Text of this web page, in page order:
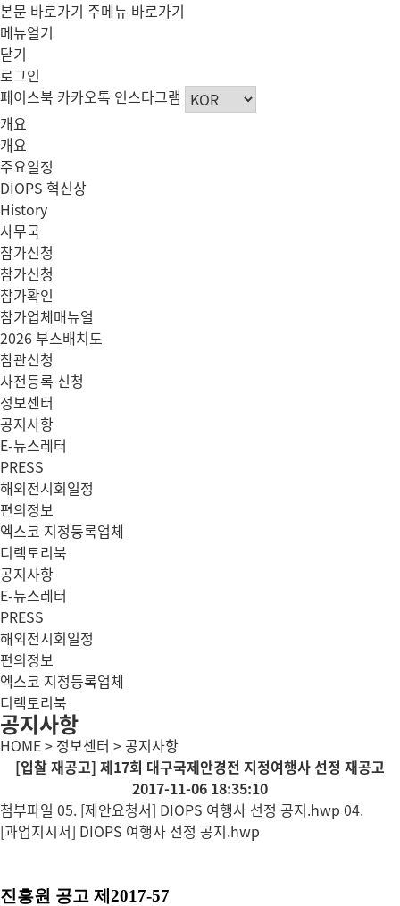
본문 바로가기 주메뉴 바로가기
메뉴열기
닫기
로그인
페이스북 카카오톡 인스타그램
개요
개요
주요일정
DIOPS 혁신상
History
사무국
참가신청
참가신청
참가확인
참가업체매뉴얼
2026 부스배치도
참관신청
사전등록 신청
정보센터
공지사항
E-뉴스레터
PRESS
해외전시회일정
편의정보
엑스코 지정등록업체
디렉토리북
공지사항
E-뉴스레터
PRESS
해외전시회일정
편의정보
엑스코 지정등록업체
디렉토리북
공지사항
HOME > 정보센터 > 공지사항
[입찰 재공고] 제17회 대구국제안경전 지정여행사 선정 재공고
2017-11-06 18:35:10
첨부파일 05. [제안요청서] DIOPS 여행사 선정 공지.hwp 04.
[과업지시서] DIOPS 여행사 선정 공지.hwp
진흥원 공고 제2017-57